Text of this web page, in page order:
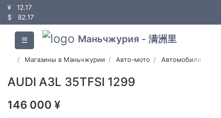
¥
12.17
$
82.17
☰ Маньчжурия - 满洲里
Магазины в Маньчжурии Авто-мото Автомобили
AUDI A3L 35TFSI 1299
146 000 ¥